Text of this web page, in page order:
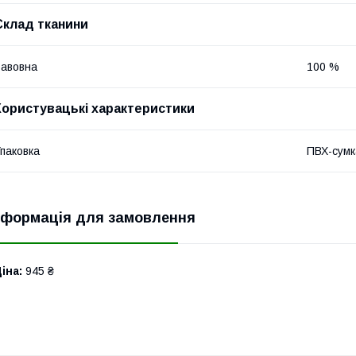
тканини
100 %
характеристики
ПВХ-
для замовлення
945 ₴